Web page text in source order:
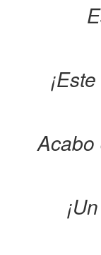
Acabo